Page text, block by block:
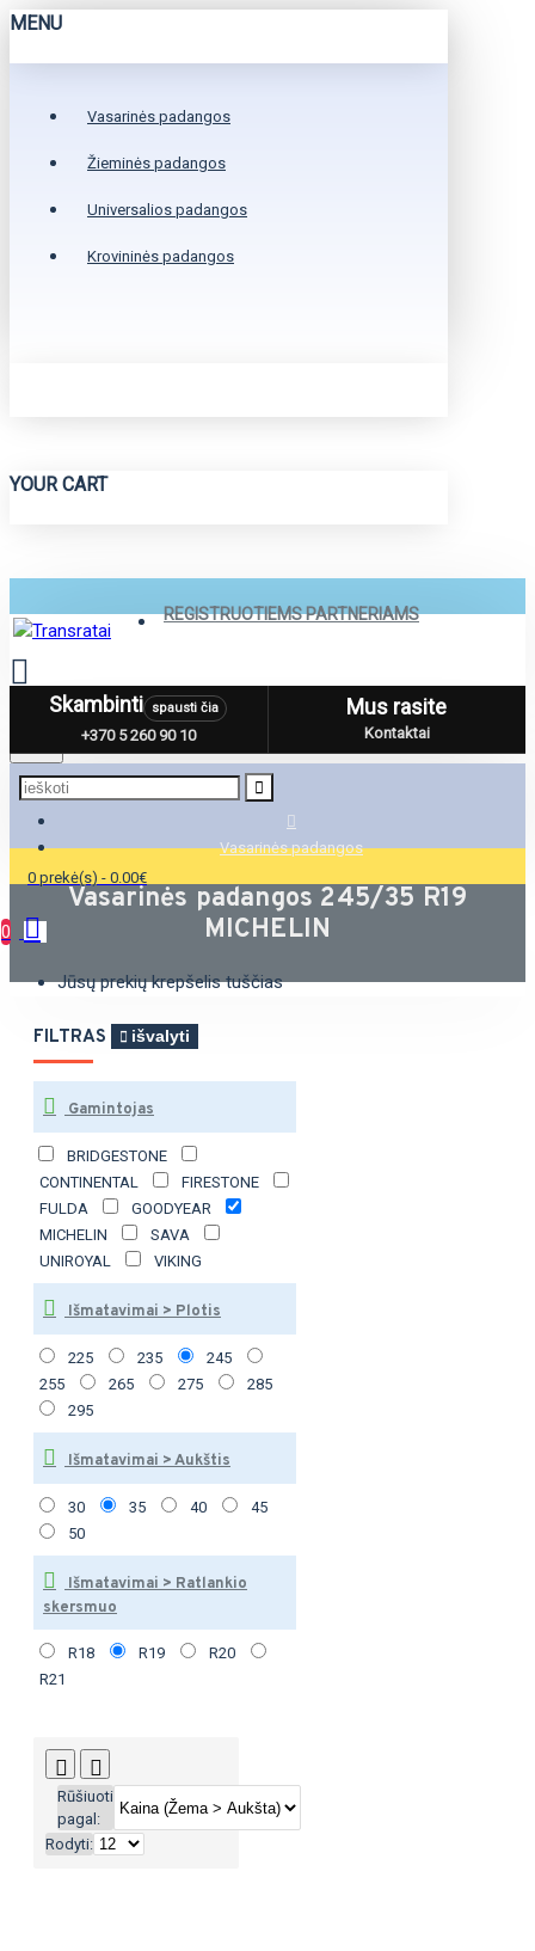
MENU
Vasarinės padangos
Žieminės padangos
Universalios padangos
Krovininės padangos
YOUR CART
REGISTRUOTIEMS PARTNERIAMS
Menu
0 prekė(s) - 0.00€
0
Jūsų prekių krepšelis tuščias
Skambinti spausti čia
+370 5 260 90 10
Mus rasite
Kontaktai
Vasarinės padangos
Vasarinės padangos 245/35 R19
MICHELIN
FILTRAS išvalyti
Gamintojas
BRIDGESTONE
CONTINENTAL
FIRESTONE
FULDA
GOODYEAR
MICHELIN
SAVA
UNIROYAL
VIKING
Išmatavimai > Plotis
225 235
245
255
265 275
285
295
Išmatavimai > Aukštis
30 35 40
45
50
Išmatavimai > Ratlankio
skersmuo
R18 R19
R20
R21
Rūšiuoti
pagal:
Rodyti: